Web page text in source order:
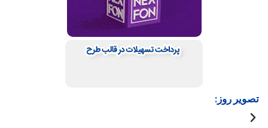
تصویر روز: